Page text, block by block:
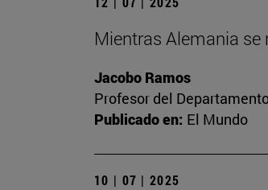
Mientras Alemania se
Jacobo Ramos
Profesor del
Publicado en: El Mundo
10 | 07 | 2025